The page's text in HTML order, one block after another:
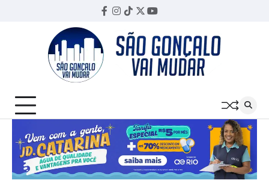
Facebook
Instagram
TikTok
TwitterYouTube